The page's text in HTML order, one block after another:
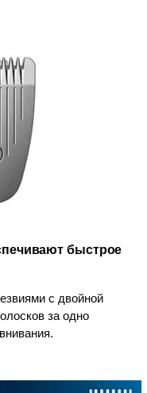
быстрое
с двойной
за одно